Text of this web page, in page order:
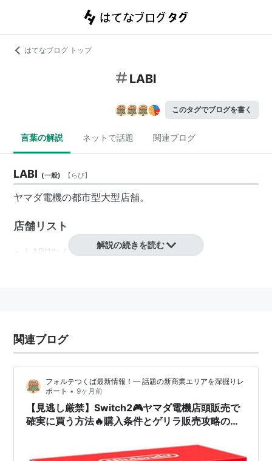
はてなブログ トップ
LABI
このタグでブログを書く
言葉の解説 ネットで話題 関連ブログ
LABI (一般) 【 らび】
ヤマダ電機の都市型大型店舗。
店舗リスト
LABI1なんば
LABI新橋
など
解説の続きを読む
関連ブログ
フォルテつくば最新情報！— 話題の新商業エリアを深掘りレ
ポート • 9ヶ月前
【見逃し厳禁】Switch2🎮ヤマダ電機店頭販売で
確実に買う方法🔥購入条件とゲリラ販売攻略の完